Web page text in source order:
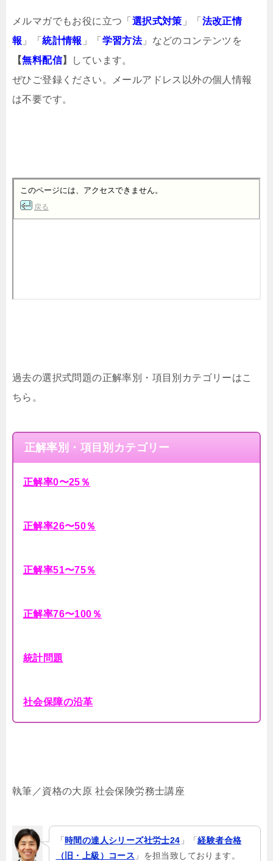
メルマガでもお役に立つ「 選択式対策 」「 法改正情
報 」「統計情報 」「 学習方法」などのコンテンツを
【無料配信】
しています。
ぜひご登録ください。メールアドレス以外の個人情報
は不要です。
過去の選択式問題の正解率別・項目別カテゴリーはこ
ちら。
正解率別・項目別カテゴリー
正解率0〜25％
正解率26〜50％
正解率51〜75％
正解率76〜100％
統計問題
社会保障の沿革
執筆／資格の大原 社会保険労務士講座
「時間の達人シリーズ社労士24 」「経験者合格
（旧・上級）コース 」を担当致しております。